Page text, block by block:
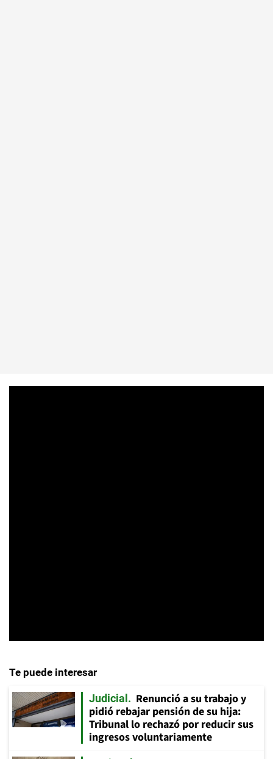
Te puede interesar
Judicial
Renunció a su trabajo y
pidió rebajar pensión de su hija:
Tribunal lo rechazó por reducir sus
ingresos voluntariamente